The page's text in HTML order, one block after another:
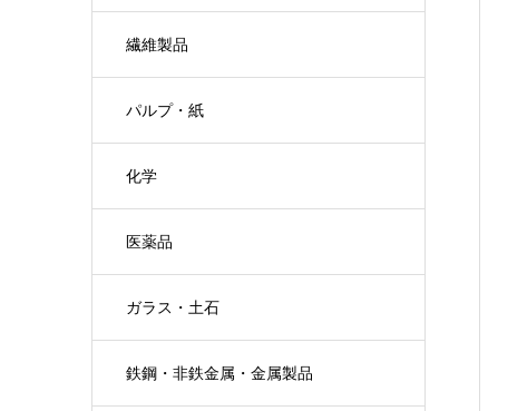
繊維製品
パルプ・紙
化学
医薬品
ガラス・土石
鉄鋼・非鉄金属・金属製品